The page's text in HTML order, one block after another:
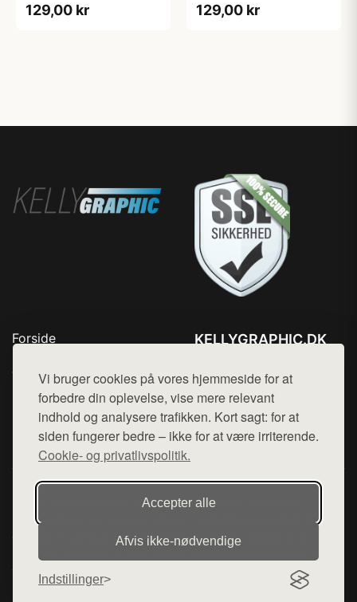
Vi bruger cookies på vores hjemmeside for at
forbedre din oplevelse, vise mere relevant
indhold og analysere trafikken. Kort sagt: for at
siden fungerer bedre – ikke for at være irriterende.
Cookie- og privatlivspolitik.
Accepter alle
Afvis ikke‑nødvendige
Indstillinger
129,00 kr 129,00 kr
Forside
Top Rabatter
Blog
Kontakt
KELLYGRAPHIC.DK
Mail: hej@want.dk
Cookie- og privatlivspolitik
Denne side er en del af want.dk, der udgiver en række
hjemmesider med præsentation af forskellige produkter fra
diverse webshops. Der sælges ikke varer fra denne side - vi
varerne på lager.